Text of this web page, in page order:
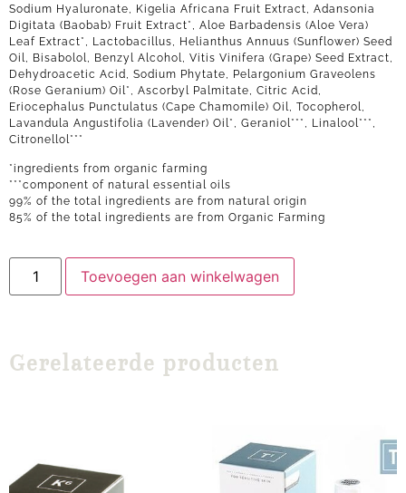
Sodium Hyaluronate, Kigelia Africana Fruit Extract, Adansonia
Digitata (Baobab) Fruit Extract*, Aloe Barbadensis (Aloe Vera)
Leaf Extract*, Lactobacillus, Helianthus Annuus (Sunflower) Seed
Oil, Bisabolol, Benzyl Alcohol, Vitis Vinifera (Grape) Seed Extract,
Dehydroacetic Acid, Sodium Phytate, Pelargonium Graveolens
(Rose Geranium) Oil*, Ascorbyl Palmitate, Citric Acid,
Eriocephalus Punctulatus (Cape Chamomile) Oil, Tocopherol,
Lavandula Angustifolia (Lavender) Oil*, Geraniol***, Linalool***,
Citronellol***
*ingredients from organic farming
***component of natural essential oils
99% of the total ingredients are from natural origin
85% of the total ingredients are from Organic Farming
Toevoegen aan winkelwagen
Gerelateerde producten